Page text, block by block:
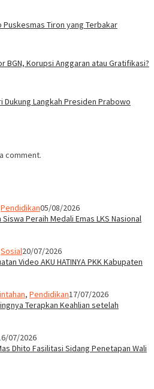
Puskesmas Tiron yang Terbakar
BGN, Korupsi Anggaran atau Gratifikasi?
Dukung Langkah Presiden Prabowo
comment.
Pendidikan05/08/2026
Peraih Medali Emas LKS Nasional
Sosial20/07/2026
Video AKU HATINYA PKK Kabupaten
, Pendidikan17/07/2026
Terapkan Keahlian setelah
07/2026
Dhito Fasilitasi Sidang Penetapan Wali